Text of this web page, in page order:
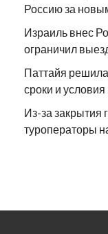
Россию за
Израиль внес
ограничил
Паттайя
сроки и условия
Из-за закрытия
туроператоры